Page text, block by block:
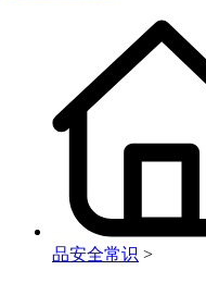
品安全常识 >